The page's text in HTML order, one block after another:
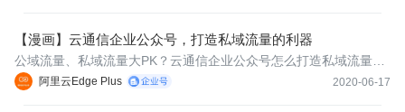
【漫画】云通信企业公众号，打造私域流量的利器
阿里云Edge Plus 2020-06-17
公域流量、私域流量大PK？云通信企业公众号怎么打造私域流量？
全在这张漫画里了